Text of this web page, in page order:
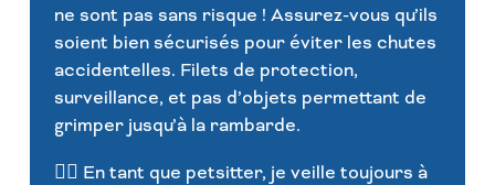
ne sont pas sans risque ! Assurez-vous qu’ils
soient bien sécurisés pour éviter les chutes
accidentelles. Filets de protection,
surveillance, et pas d’objets permettant de
grimper jusqu’à la rambarde.
🙋‍♀️ En tant que petsitter, je veille toujours à